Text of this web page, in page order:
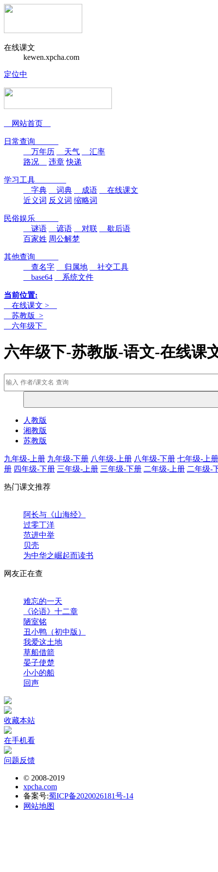
在线课文
kewen.xpcha.com
定位中
网站首页
日常查询
万年历
天气
汇率
路况
违章 快递
学习工具
字典
词典 成语
在线课文
近义词 反义词 缩略词
民俗娱乐
谜语
谚语 对联
歇后语
百家姓 周公解梦
其他查询
查名字
归属地
社交工具
base64
系统文件
当前位置:
在线课文 >
苏教版 >
六年级下
六年级下-苏教版-语文-在线课
人教版
湘教版
苏教版
九年级-上册 九年级-下册 八年级-上册 八年级-下册 七年级-上册
册 四年级-下册 三年级-上册 三年级-下册 二年级-上册 二年级-
热门课文推荐
阿长与《山海经》
过零丁洋
范进中举
贝壳
为中华之崛起而读书
网友正在查
难忘的一天
《论语》十二章
陋室铭
丑小鸭（初中版）
我爱这土地
草船借箭
晏子使楚
小小的船
回声
收藏本站
在手机看
问题反馈
© 2008-2019
xpcha.com
备案号:蜀ICP备2020026181号-14
网站地图